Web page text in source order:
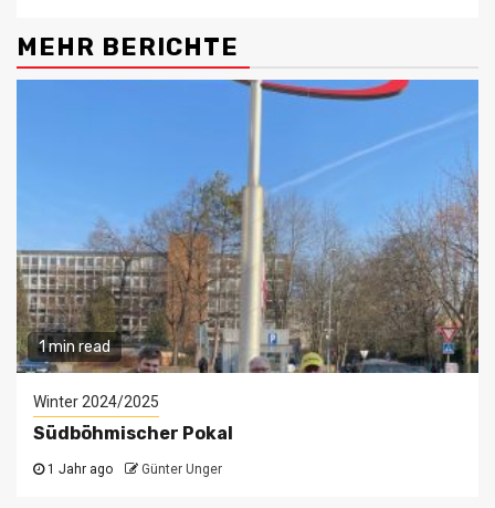
MEHR BERICHTE
1 min read
Winter 2024/2025
Südböhmischer Pokal
1 Jahr ago Günter Unger